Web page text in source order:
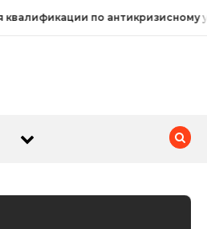
по антикризисному